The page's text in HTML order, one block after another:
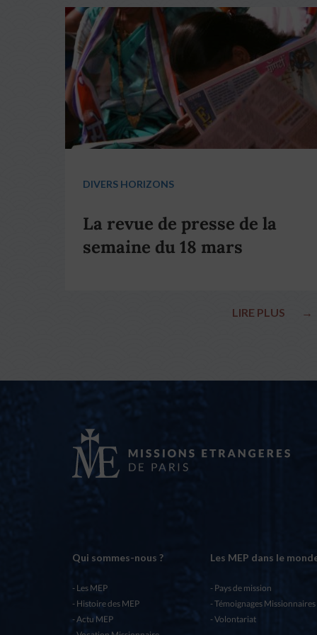
DIVERS HORIZONS
La revue de presse de la
semaine du 18 mars
LIRE PLUS →
Qui sommes-nous ?
Les MEP
Histoire des MEP
Actu MEP
Les MEP dans le
Pays de mission
Témoignages Missionnaires
Volontariat